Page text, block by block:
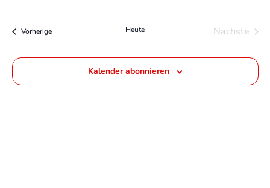
Datum
VorherigeVeranstaltungen Heute
Nächste
Kalender abonnieren